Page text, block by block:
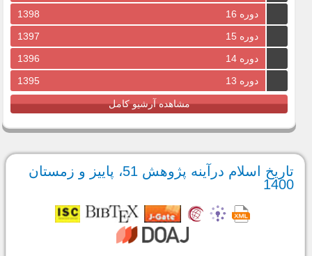
دوره 16
1398
دوره 15
1397
دوره 14
1396
دوره 13
1395
مشاهده آرشیو کامل
تاریخ اسلام درآینه پژوهش 51، پاییز و زمستان
1400